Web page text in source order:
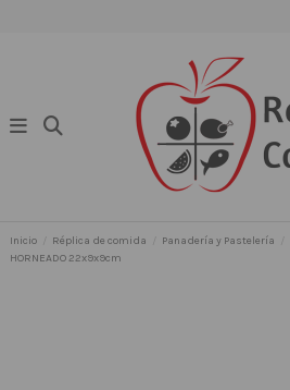
Inicio Réplica de comida Panadería y Pastelería
HORNEADO 22x9x9cm